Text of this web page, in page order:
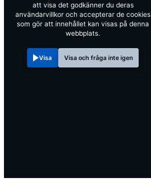
att visa det godkänner du deras
användarvillkor och accepterar de cookies
som gör att innehållet kan visas på denna
webbplats.
Visa Visa och fråga inte igen